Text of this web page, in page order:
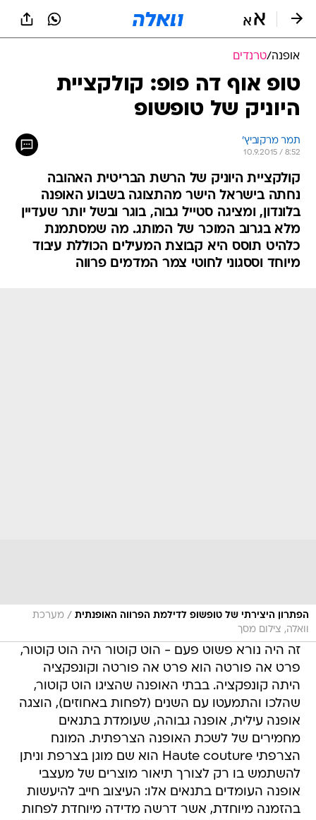
אופנה/טרנדים
טופ אוף דה פופ: קולקציית
היוניק של טופשופ
תמר מרקוביץ'
10.9.2015 / 8:52
קולקציית היוניק של הרשת הבריטית האהובה
נחתה בישראל הישר מהתצוגה בשבוע האופנה
בלונדון, ומציגה סטייל גבוה, בוגר ובשל יותר שעדיין
מלא בגרוב המוכר של המותג. מה שמסתמנת
כלהיט תוסס היא קבוצת המעילים הכוללת עיבוד
מיוחד וססגוני לחוטי צמר המדמים פרווה
הפתרון היצירתי של טופשופ לדילמת הפרווה האופנתית / מערכת
וואלה, צילום מסך
זה היה נורא פשוט פעם - הוט קוטור היה הוט קוטור,
פרט אה פורטה הוא פרט אה פורטה וקונפקציה
היתה קונפקציה. בבתי האופנה שהציגו הוט קוטור,
שהלכו והתמעטו עם השנים (לפחות באחוזים), הוצגה
אופנה עילית, אופנה גבוהה, שעומדת בתנאים
מחמירים של לשכת האופנה הצרפתית. המונח
הצרפתי Haute couture הוא שם מוגן בצרפת וניתן
להשתמש בו רק לצורך תיאור מוצרים של מעצבי
אופנה העומדים בתנאים אלו: העיצוב חייב להיעשות
בהזמנה מיוחדת, אשר דרשה מדידה מיוחדת לפחות